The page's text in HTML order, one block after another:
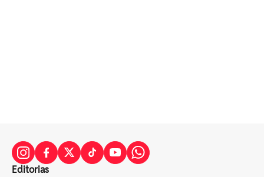
Editorias